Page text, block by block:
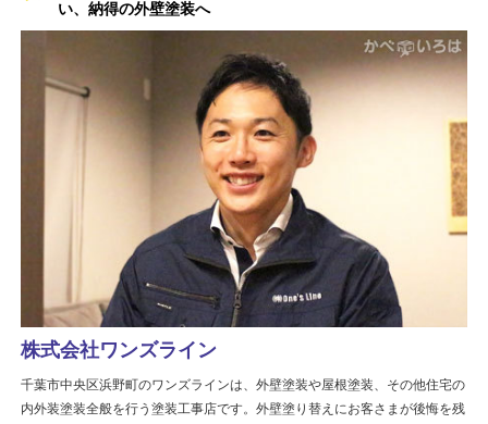
い、納得の外壁塗装へ
株式会社ワンズライン
千葉市中央区浜野町のワンズラインは、外壁塗装や屋根塗装、その他住宅の
内外装塗装全般を行う塗装工事店です。外壁塗り替えにお客さまが後悔を残